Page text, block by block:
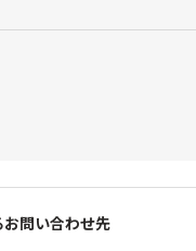
問い合わせ先